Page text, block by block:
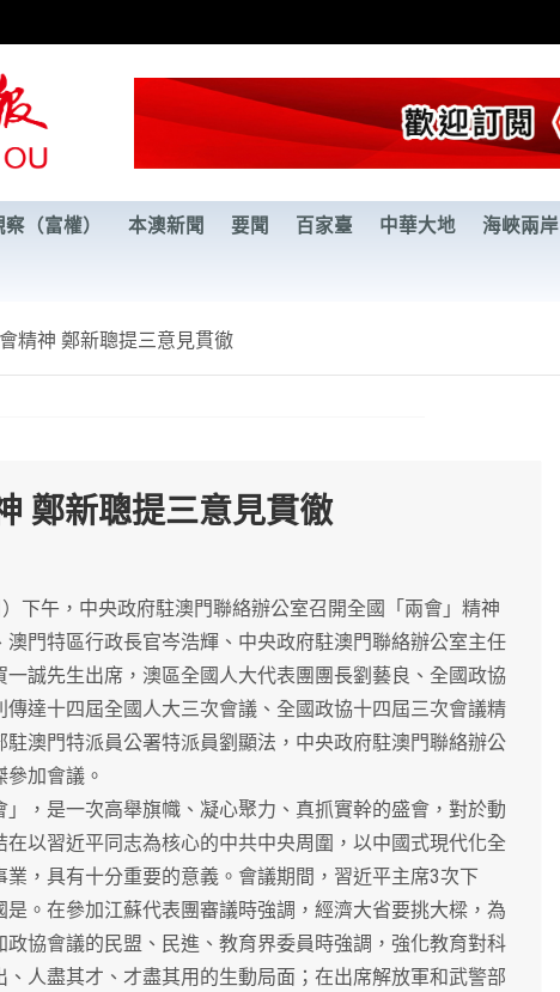
（富權） 本澳新聞 要聞 百家臺 中華大地 海峽兩岸
精神 鄭新聰提三意見貫徹
鄭新聰提三意見貫徹
午，中央政府駐澳門聯絡辦公室召開全國「兩會」精神
門特區行政長官岑浩輝、中央政府駐澳門聯絡辦公室主任
誠先生出席，澳區全國人大代表團團長劉藝良、全國政協
達十四屆全國人大三次會議、全國政協十四屆三次會議精
澳門特派員公署特派員劉顯法，中央政府駐澳門聯絡辦公
加會議。
是一次高舉旗幟、凝心聚力、真抓實幹的盛會，對於動
以習近平同志為核心的中共中央周圍，以中國式現代化全
，具有十分重要的意義。會議期間，習近平主席3次下
。在參加江蘇代表團審議時強調，經濟大省要挑大樑，為
協會議的民盟、民進、教育界委員時強調，強化教育對科
人盡其才、才盡其用的生動局面；在出席解放軍和武警部